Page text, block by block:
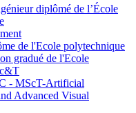
diplômé de l’École
de l'Ecole polytechnique
gradué de l'Ecole
- MScT-Artificial
Advanced Visual